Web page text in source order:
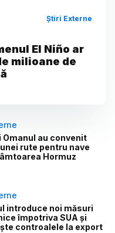
Știri Externe
El Niño ar
milioane de
Omanul au convenit
rute pentru nave
Hormuz
introduce noi măsuri
împotriva SUA și
controalele la export